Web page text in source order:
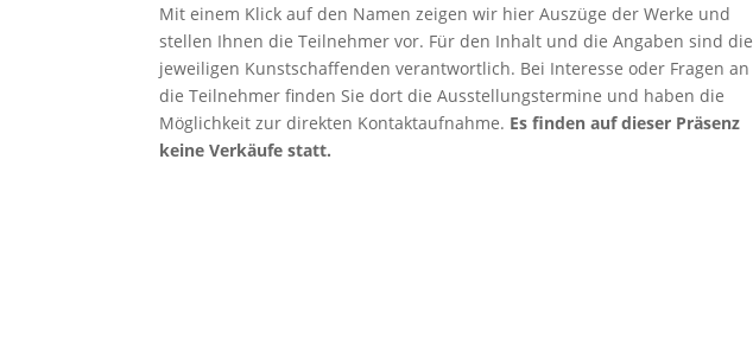
Mit einem Klick auf den Namen zeigen wir hier Auszüge der Werke und
stellen Ihnen die Teilnehmer vor. Für den Inhalt und die Angaben sind die
jeweiligen Kunstschaffenden verantwortlich. Bei Interesse oder Fragen an
die Teilnehmer finden Sie dort die Ausstellungstermine und haben die
Möglichkeit zur direkten Kontaktaufnahme. Es finden auf dieser Präsenz
keine Verkäufe statt.